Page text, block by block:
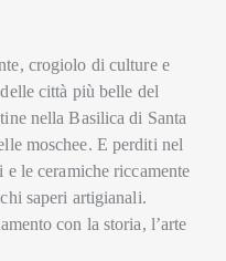
crogiolo di culture e
città più belle del
nella Basilica di Santa
moschee. E perditi nel
le ceramiche riccamente
saperi artigianali.
con la storia, l’arte